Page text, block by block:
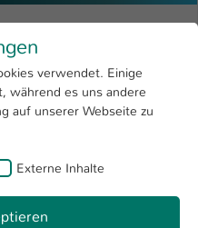
4
Open submenu
verwendet. Einige
während es uns andere
auf unserer Webseite zu
Externe Inhalte